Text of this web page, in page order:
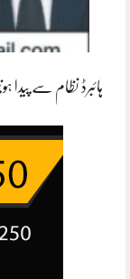
ہائبرڈ نظام سے پیدا